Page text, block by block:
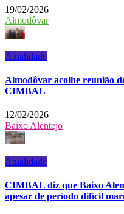
19/02/2026
Almodôvar
Atualidade
Almodôvar acolhe reunião
CIMBAL
12/02/2026
Baixo Alentejo
Atualidade
CIMBAL diz que Baixo
apesar de período difícil